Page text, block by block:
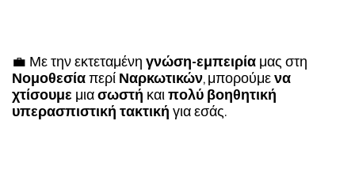
💼 Με την εκτεταμένη γνώση-εμπειρία μας στη
Νομοθεσία περί Ναρκωτικών, μπορούμε να
χτίσουμε μια σωστή και πολύ βοηθητική
υπερασπιστική τακτική για εσάς.